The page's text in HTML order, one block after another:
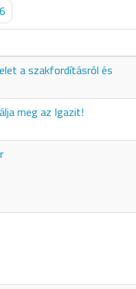
a szakfordításról és
meg az Igazit!